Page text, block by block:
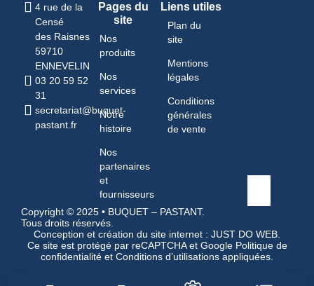
4 rue de la
Censé
des Raisnes
59710
ENNEVELIN
03 20 59 52
31
secretariat@buquet-
pastant.fr
Pages du
site
Nos
produits
Nos
services
Notre
histoire
Nos
partenaires
et
fournisseurs
Liens utiles
Plan du
site
Mentions
légales
Conditions
générales
de vente
Copyright © 2025 • BUQUET – PASTANT.
Tous droits réservés.
Conception et création du site internet : JUST DO WEB
Ce site est protégé par reCAPTCHA et Google Politique de
confidentialité et Conditions d’utilisations appliquées.